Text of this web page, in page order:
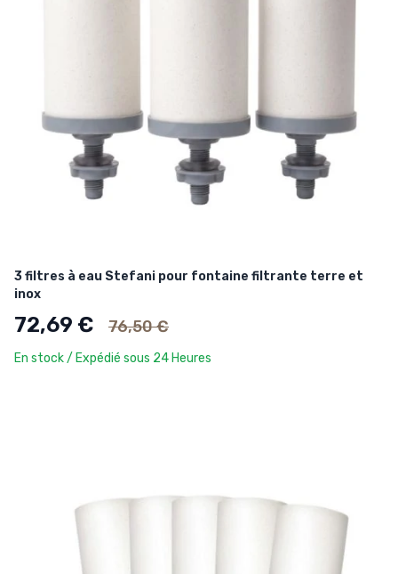
3 filtres à eau Stefani pour fontaine filtrante terre et
inox
72,69 € Ancien prix
76,50 €
En stock / Expédié sous 24 Heures